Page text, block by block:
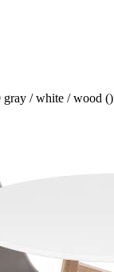
gray / white / wood ()